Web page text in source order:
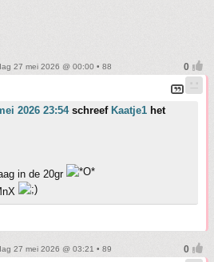
27 mei 2026 @ 00:00 • 88
2026 23:54schreef Kaatje1 het
in de 20gr
27 mei 2026 @ 03:21 • 89